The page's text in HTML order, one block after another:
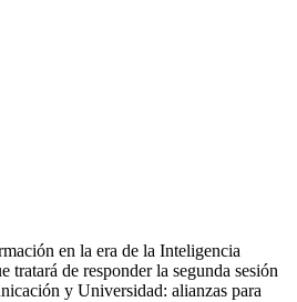
en la era de la Inteligencia
de responder la segunda sesión
y Universidad: alianzas para